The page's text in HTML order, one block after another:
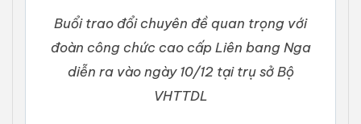
Buổi trao đổi chuyên đề quan trọng với
đoàn công chức cao cấp Liên bang Nga
diễn ra vào ngày 10/12 tại trụ sở Bộ
VHTTDL